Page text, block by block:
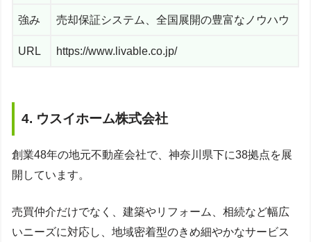
強み 売却保証システム、全国展開の豊富なノウハウ
URL https://www.livable.co.jp/
4. ウスイホーム株式会社
創業48年の地元不動産会社で、神奈川県下に38拠点を展
開しています。
売買仲介だけでなく、建築やリフォーム、相続など幅広
いニーズに対応し、地域密着型のきめ細やかなサービス